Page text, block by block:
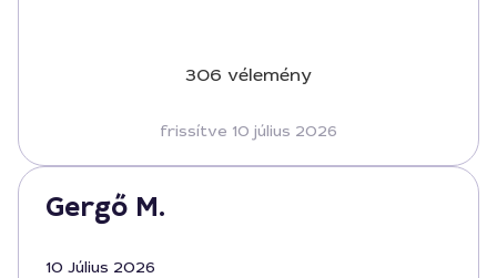
306 vélemény
frissítve 10 július 2026
Gergő M.
10 Július 2026